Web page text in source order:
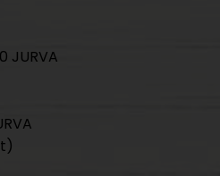
JURVA